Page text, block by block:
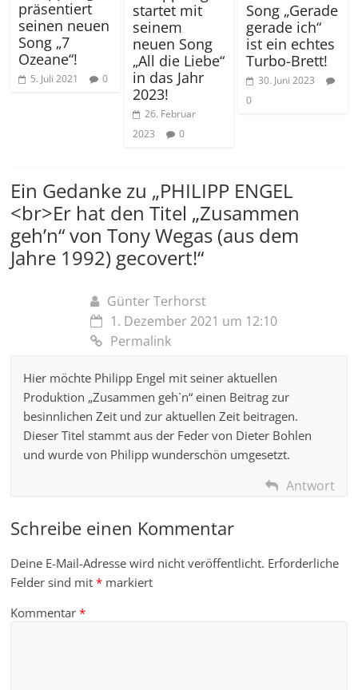
präsentiert
seinen neuen
Song „7
Ozeane“!
5. Juli 2021 0
startet mit
seinem
neuen Song
„All die Liebe“
in das Jahr
2023!
26. Februar
2023
0
Song „Gerade
gerade ich“
ist ein echtes
Turbo-Brett!
30. Juni 2023
0
Ein Gedanke zu „PHILIPP ENGEL
<br>Er hat den Titel „Zusammen
geh’n“ von Tony Wegas (aus dem
Jahre 1992) gecovert!“
Günter Terhorst
1. Dezember 2021 um 12:10
Permalink
Hier möchte Philipp Engel mit seiner aktuellen
Produktion „Zusammen geh`n“ einen Beitrag zur
besinnlichen Zeit und zur aktuellen Zeit beitragen.
Dieser Titel stammt aus der Feder von Dieter Bohlen
und wurde von Philipp wunderschön umgesetzt.
Antwort
Schreibe einen Kommentar
Deine E-Mail-Adresse wird nicht veröffentlicht. Erforderliche
Felder sind mit* markiert
Kommentar*